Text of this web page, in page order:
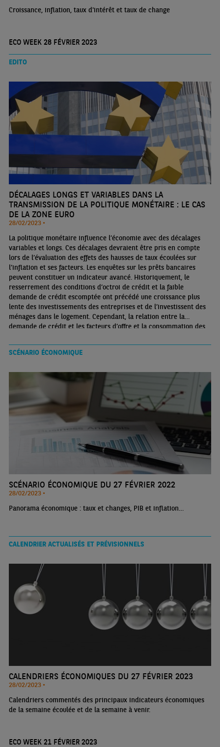
Croissance, inflation, taux d'intérêt et taux de change
ECO WEEK 28 FÉVRIER 2023
EDITO
DÉCALAGES LONGS ET VARIABLES DANS LA
TRANSMISSION DE LA POLITIQUE MONÉTAIRE : LE CAS
DE LA ZONE EURO
28/02/2023 •
La politique monétaire influence l’économie avec des décalages
variables et longs. Ces décalages devraient être pris en compte
lors de l’évaluation des effets des hausses de taux écoulées sur
l’inflation et ses facteurs. Les enquêtes sur les prêts bancaires
peuvent constituer un indicateur avancé. Historiquement, le
resserrement des conditions d’octroi de crédit et la faible
demande de crédit escomptée ont précédé une croissance plus
lente des investissements des entreprises et de l’investissent des
ménages dans le logement. Cependant, la relation entre la
demande de crédit et les facteurs d’offre et la consommation des
SCÉNARIO ÉCONOMIQUE
SCÉNARIO ÉCONOMIQUE DU 27 FÉVRIER 2022
28/02/2023 •
Panorama économique : taux et changes, PIB et inflation…
CALENDRIER ACTUALISÉS ET PRÉVISIONNELS
CALENDRIERS ÉCONOMIQUES DU 27 FÉVRIER 2023
28/02/2023 •
Calendriers commentés des principaux indicateurs économiques
de la semaine écoulée et de la semaine à venir.
ECO WEEK 21 FÉVRIER 2023